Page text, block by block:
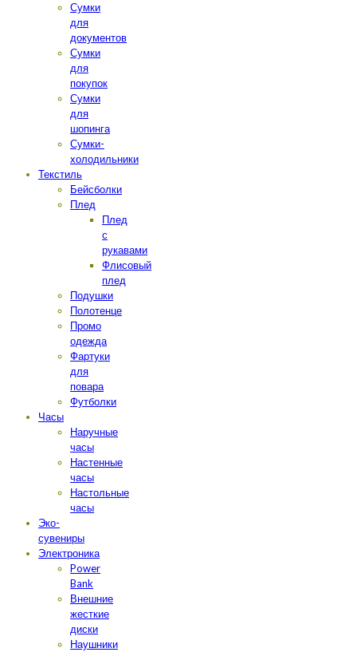
Сумки
для
документов
Сумки
для
покупок
Сумки
для
шопинга
Сумки-
холодильники
Текстиль
Бейсболки
Плед
Плед
с
рукавами
Флисовый
плед
Подушки
Полотенце
Промо
одежда
Фартуки
для
повара
Футболки
Часы
Наручные
часы
Настенные
часы
Настольные
часы
Эко-
сувениры
Электроника
Power
Bank
Внешние
жесткие
диски
Наушники